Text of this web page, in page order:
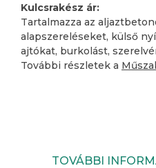
Kulcsrakész ár:
Tartalmazza az
alapszereléseket, külső
ajtókat, burkolást,
További részletek a
TOVÁBBI